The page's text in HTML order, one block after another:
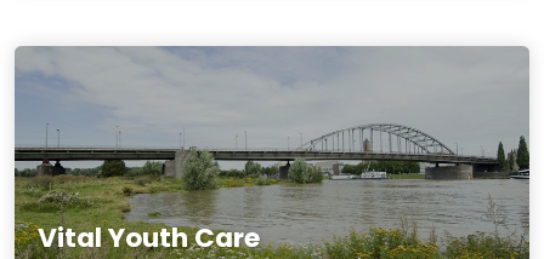
Vital Youth Care